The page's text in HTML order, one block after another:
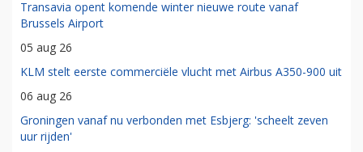
Transavia opent komende winter nieuwe route vanaf
Brussels Airport
05 aug 26
KLM stelt eerste commerciële vlucht met Airbus A350-900 uit
06 aug 26
Groningen vanaf nu verbonden met Esbjerg: 'scheelt zeven
uur rijden'